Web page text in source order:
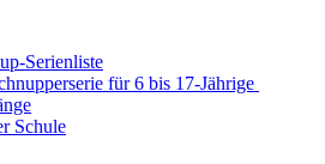
Serienliste
für 6 bis 17-Jährige
Schule